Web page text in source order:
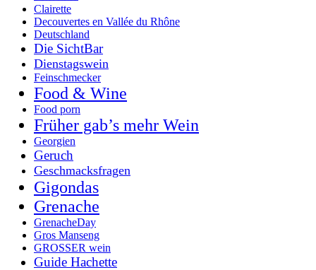
Clairette
Decouvertes en Vallée du Rhône
Deutschland
Die SichtBar
Dienstagswein
Feinschmecker
Food & Wine
Food porn
Früher gab’s mehr Wein
Georgien
Geruch
Geschmacksfragen
Gigondas
Grenache
GrenacheDay
Gros Manseng
GROSSER wein
Guide Hachette